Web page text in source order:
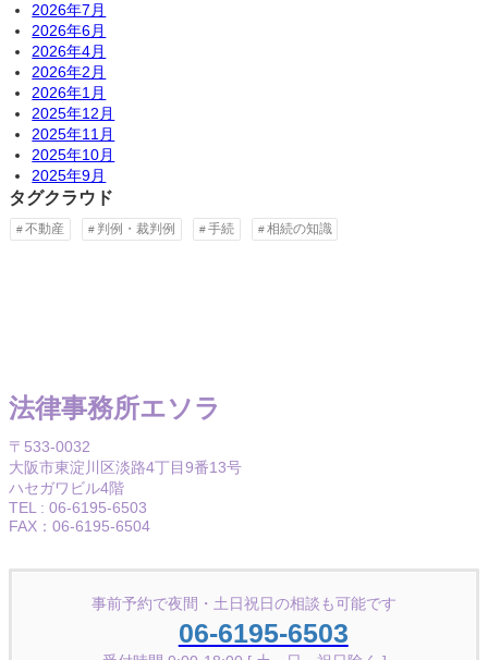
2026年7月
2026年6月
2026年4月
2026年2月
2026年1月
2025年12月
2025年11月
2025年10月
2025年9月
タグクラウド
不動産 判例・裁判例 手続 相続の知識
法律事務所エソラ
〒533-0032
大阪市東淀川区淡路4丁目9番13号
ハセガワビル4階
TEL : 06-6195-6503
FAX：06-6195-6504
事前予約で夜間・土日祝日の相談も可能です
06-6195-6503